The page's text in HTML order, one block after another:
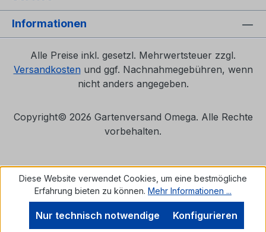
Informationen
Alle Preise inkl. gesetzl. Mehrwertsteuer zzgl.
Versandkosten und ggf. Nachnahmegebühren, wenn
nicht anders angegeben.
Copyright© 2026 Gartenversand Omega. Alle Rechte
vorbehalten.
Diese Website verwendet Cookies, um eine bestmögliche
Erfahrung bieten zu können. Mehr Informationen ...
Nur technisch notwendige Konfigurieren